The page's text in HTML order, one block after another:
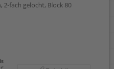
2-fach gelocht, Block 80